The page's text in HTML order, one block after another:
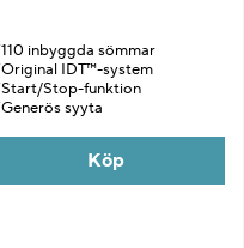
110 inbyggda sömmar
Original IDT™-system
Start/Stop-funktion
Generös syyta
Köp